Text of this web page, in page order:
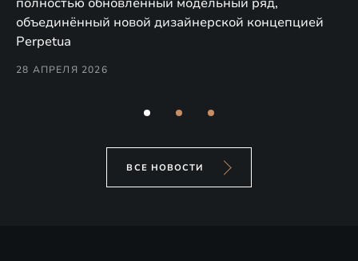
объединённый новой дизайнерской концепцией
Perpetua
28 АПРЕЛЯ 2026
ВСЕ НОВОСТИ